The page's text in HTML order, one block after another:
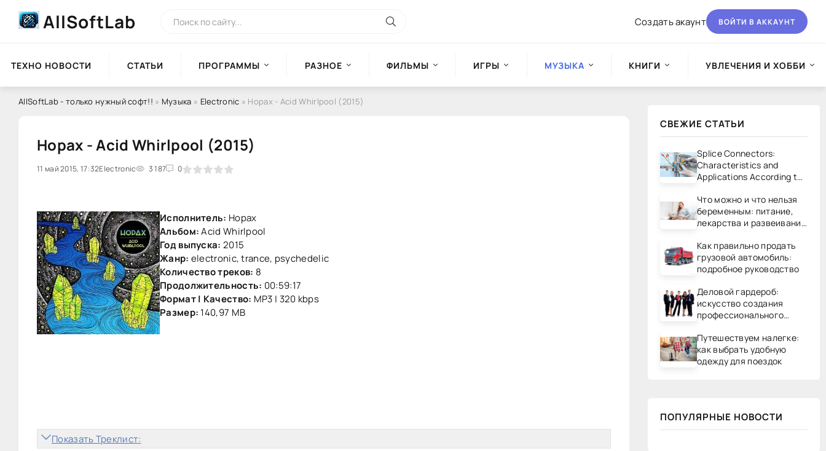
AllSoftLab Создать акаунт ВОЙТИ В АККАУНТ
ТЕХНО НОВОСТИ СТАТЬИ ПРОГРАММЫ РАЗНОЕ ФИЛЬМЫ ИГРЫ МУЗЫКА КНИГИ УВЛЕЧЕНИЯ И ХОББИ
AllSoftLab - только нужный софт!! » Музыка » Electronic » Hopax - Acid Whirlpool (2015)
Hopax - Acid Whirlpool (2015)
11 май 2015, 17:32Electronic 3 187 0
0 1 2 3 4 5
Исполнитель: Hopax
Альбом:Acid Whirlpool
Год выпуска: 2015
Жанр: electronic, trance, psychedelic
Количество треков: 8
Продолжительность: 00:59:17
Формат | Качество: MP3 | 320 kbps
Размер: 140,97 MB
Показать Треклист:
СВЕЖИЕ СТАТЬИ
Splice Connectors:
Characteristics and
Applications According to
Что можно и что нельзя
беременным: питание,
лекарства и развеивание
Как правильно продать
грузовой автомобиль:
подробное руководство
Деловой гардероб:
искусство создания
профессионального
Путешествуем налегке:
как выбрать удобную
одежду для поездок
ПОПУЛЯРНЫЕ НОВОСТИ